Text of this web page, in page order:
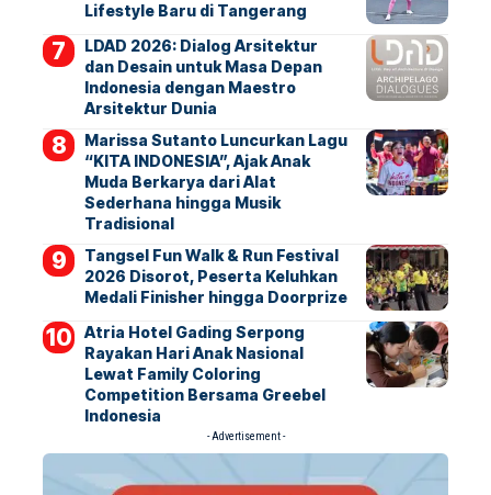
Lifestyle Baru di Tangerang
LDAD 2026: Dialog Arsitektur
dan Desain untuk Masa Depan
Indonesia dengan Maestro
Arsitektur Dunia
Marissa Sutanto Luncurkan Lagu
“KITA INDONESIA”, Ajak Anak
Muda Berkarya dari Alat
Sederhana hingga Musik
Tradisional
Tangsel Fun Walk & Run Festival
2026 Disorot, Peserta Keluhkan
Medali Finisher hingga Doorprize
Atria Hotel Gading Serpong
Rayakan Hari Anak Nasional
Lewat Family Coloring
Competition Bersama Greebel
Indonesia
- Advertisement -